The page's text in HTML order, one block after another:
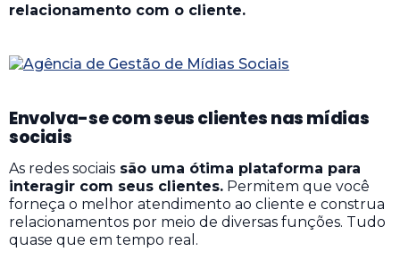
relacionamento com o cliente.
Envolva-se com seus clientes nas mídias
sociais
As redes sociais são uma ótima plataforma para
interagir com seus clientes. Permitem que você
forneça o melhor atendimento ao cliente e construa
relacionamentos por meio de diversas funções. Tudo
quase que em tempo real.